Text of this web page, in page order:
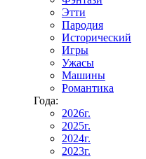
Этти
Пародия
Исторический
Игры
Ужасы
Машины
Романтика
Года:
2026г.
2025г.
2024г.
2023г.